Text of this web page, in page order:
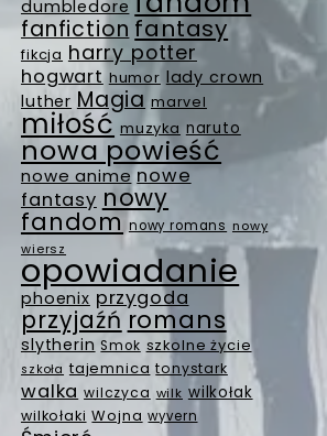
dumbledore
fanfiction fantasy
fikcja harry potter
hogwart humor lady crown
luther Magia marvel
miłość muzyka naruto
nowa powieść
nowe anime nowe
fantasy nowy
fandom nowy romans nowy
wiersz
opowiadanie
phoenix przygoda
przyjaźń romans
slytherin Smok szkolne życie
szkoła tajemnica tonystark
walka wilczyca wilk wilkołak
wilkołaki Wojna wyvern